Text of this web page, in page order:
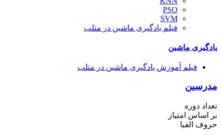
PSO
SVM
فیلم یادگیری ماشین در متلب
یادگیری ماشین
فیلم آموزش یادگیری ماشین در متلب
مدرسین
تعداد دوره
بر اساس امتیاز
حروف الفبا